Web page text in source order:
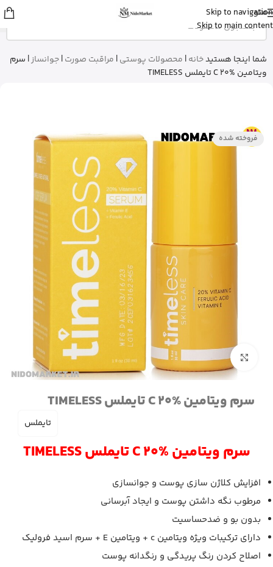
Skip to navigation
Skip to main content
منو
شما اینجا هستیدخانه| محصولات پوستی| مراقبت صورت|جوانساز| سرم
ویتامین C 20% تایملس TIMELESS
فروخته شده
برای بزرگنمایی کلیک کنید
سرم ویتامین C 20% تایملس TIMELESS
تایملس
سرم ویتامین C 20% تایملس TIMELESS
افزایش کلاژن سازی پوست و جوانسازی
مرطوب نگه داشتن پوست و ایجاد آبرسانی
بدون بو و ضدحساسیت
دارای ترکیبات ویژه ویتامین c + ویتامین E + سرم اسید فرولیک
اصلاح کردن رنگ پریدگی و رنگدانه پوست
عمراناز رشت
شیرخشک پدیاشور وانیلی رو خرید کرد